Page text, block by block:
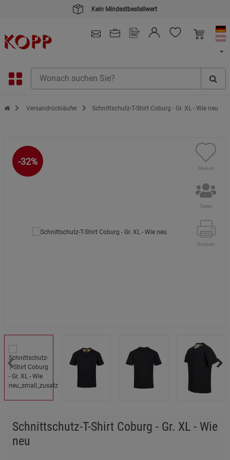
Kein Mindestbestellwert
Zur Startseite des Kopp Verlag Online-Shop
Versandrückläufer Schnittschutz-T-Shirt Coburg - Gr. XL - Wie neu
-32%
Merken
Teilen
Drucken
Schnittschutz-T-Shirt Coburg - Gr. XL - Wie
neu